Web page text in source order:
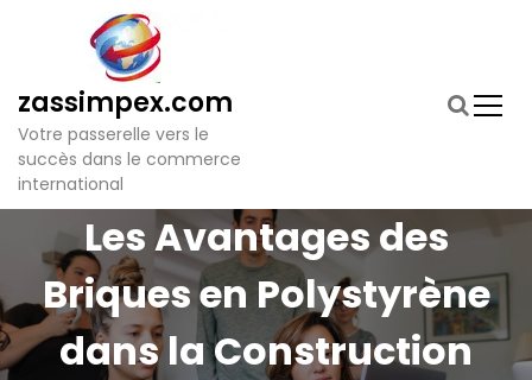
n
t
zassimpex.com
Votre passerelle vers le
succès dans le commerce
international
Les Avantages des
Briques en Polystyrène
dans la Construction